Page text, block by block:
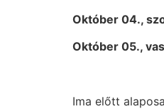
Október 04.,
Október 05.,
Ima előtt